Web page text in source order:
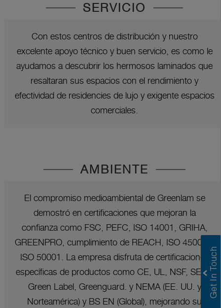
SERVICIO
Con estos centros de distribución y nuestro
excelente apoyo técnico y buen servicio, es como le
ayudamos a descubrir los hermosos laminados que
resaltaran sus espacios con el rendimiento y
efectividad de residencies de lujo y exigente espacios
comerciales.
AMBIENTE
El compromiso medioambiental de Greenlam se
demostró en certificaciones que mejoran la
confianza como FSC, PEFC, ISO 14001, GRIHA,
GREENPRO, cumplimiento de REACH, ISO 45001 e
ISO 50001. La empresa disfruta de certificaciones
específicas de productos como CE, UL, NSF, SEFA,
Green Label, Greenguard. y NEMA (EE. UU. y
Norteamérica) y BS EN (Global), mejorando su